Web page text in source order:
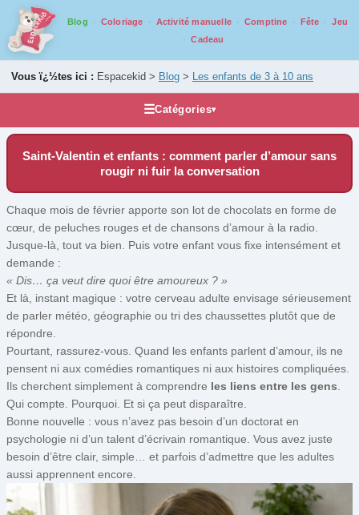
Blog Coloriage Activité manuelle Comptine Fête
Jeu
Cadeau
Vous ï¿½tes ici : Espacekid > Blog > Les enfants de 3 à 10 ans
☰Catégories▾
Blog
Et nos ados alors ?
Les enfants de 3 à 10 ans
Parentalité
Pour les bébés
Test jeu de société et jouet
Saint-Valentin et enfants : comment parler d’amour sans
rougir ni fuir la conversation
Chaque mois de février apporte son lot de chocolats en forme de
cœur, de peluches rouges et de chansons d’amour à la radio.
Jusque-là, tout va bien. Puis votre enfant vous fixe intensément et
demande :
« Dis… ça veut dire quoi être amoureux ? »
Et là, instant magique : votre cerveau adulte envisage sérieusement
de parler météo, géographie ou tri des chaussettes plutôt que de
répondre.
Pourtant, rassurez-vous. Quand les enfants parlent d’amour, ils ne
pensent ni aux comédies romantiques ni aux histoires compliquées.
Ils cherchent simplement à comprendre les liens entre les gens.
Qui compte. Pourquoi. Et si ça peut disparaître.
Bonne nouvelle : vous n’avez pas besoin d’un doctorat en
psychologie ni d’un talent d’écrivain romantique. Vous avez juste
besoin d’être clair, simple… et parfois d’admettre que les adultes
aussi apprennent encore.